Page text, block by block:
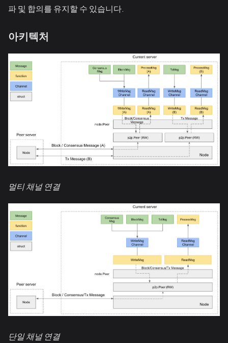
파 및 합의를 유지할 수 있습니다.
아키텍처
멀티 채널 연결
단일 채널 연결